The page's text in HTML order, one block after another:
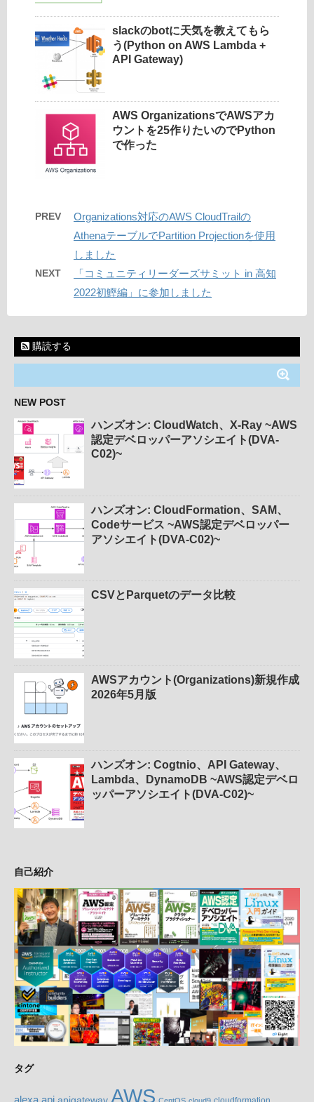
slackのbotに天気を教えてもら
う(Python on AWS Lambda +
API Gateway)
AWS OrganizationsでAWSアカ
ウントを25作りたいのでPython
で作った
PREV
Organizations対応のAWS CloudTrailの
AthenaテーブルでPartition Projectionを使用
しました
NEXT
「コミュニティリーダーズサミット in 高知
2022初鰹編」に参加しました
購読する
NEW POST
ハンズオン: CloudWatch、X-Ray ~AWS
認定デベロッパーアソシエイト(DVA-
C02)~
ハンズオン: CloudFormation、SAM、
Codeサービス ~AWS認定デベロッパー
アソシエイト(DVA-C02)~
CSVとParquetのデータ比較
AWSアカウント(Organizations)新規作成
2026年5月版
ハンズオン: Cogtnio、API Gateway、
Lambda、DynamoDB ~AWS認定デベロ
ッパーアソシエイト(DVA-C02)~
自己紹介
タグ
AWS